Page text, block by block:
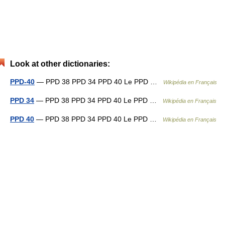
Look at other dictionaries:
PPD-40 — PPD 38 PPD 34 PPD 40 Le PPD … Wikipédia en Français
PPD 34 — PPD 38 PPD 34 PPD 40 Le PPD … Wikipédia en Français
PPD 40 — PPD 38 PPD 34 PPD 40 Le PPD … Wikipédia en Français